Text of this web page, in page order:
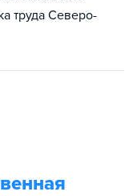
труда Северо-